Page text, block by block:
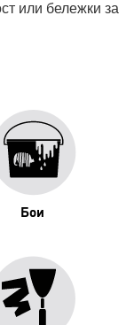
или бележки за
Бои